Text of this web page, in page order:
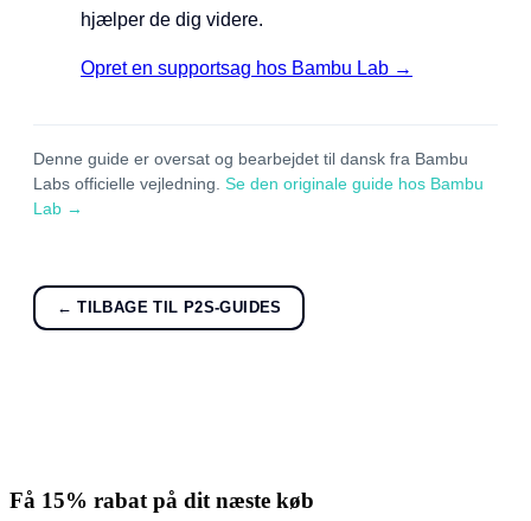
hjælper de dig videre.
Opret en supportsag hos Bambu Lab →
Denne guide er oversat og bearbejdet til dansk fra Bambu
Labs officielle vejledning. Se den originale guide hos Bambu
Lab →
← TILBAGE TIL P2S-GUIDES
Få 15% rabat på dit næste køb